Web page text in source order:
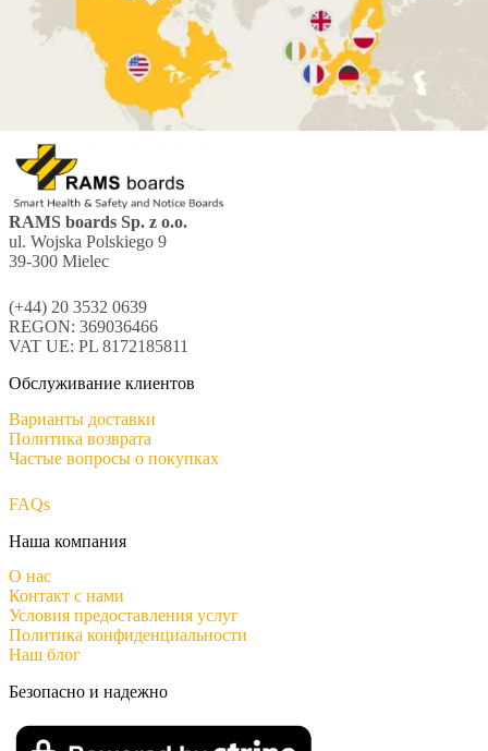
RAMS boards Sp. z o.o.
ul. Wojska Polskiego 9
39-300 Mielec
(+44) 20 3532 0639
REGON: 369036466
VAT UE: PL 8172185811
Обслуживание клиентов
Варианты доставки
Политика возврата
Частые вопросы о покупках
FAQs
Наша компания
О нас
Контакт с нами
Условия предоставления услуг
Политика конфиденциальности
Наш блог
Безопасно и надежно